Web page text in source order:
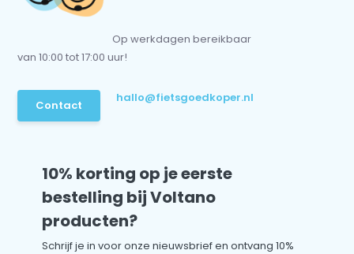
Op werkdagen bereikbaar
van 10:00 tot 17:00 uur!
Contact
hallo@fietsgoedkoper.nl
10% korting op je eerste
bestelling bij Voltano
producten?
Schrijf je in voor onze nieuwsbrief en ontvang 10%